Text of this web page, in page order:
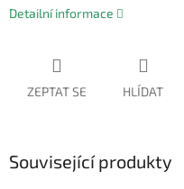
Detailní informace
ZEPTAT SE HLÍDAT
Související produkty